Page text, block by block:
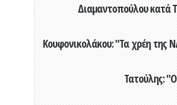
Διαμαντοπούλου κατά
Κουφονικολάκου: "Τα χρέη της
Τατούλης: